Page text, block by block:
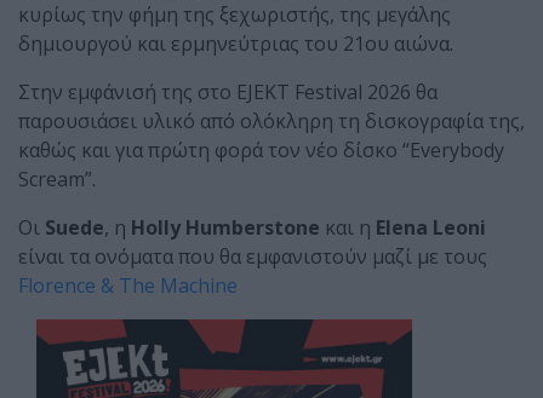
κυρίως την φήμη της ξεχωριστής, της μεγάλης
δημιουργού και ερμηνεύτριας του 21ου αιώνα.
Στην εμφάνισή της στο EJEKT Festival 2026 θα
παρουσιάσει υλικό από ολόκληρη τη δισκογραφία της,
καθώς και για πρώτη φορά τον νέο δίσκο “Everybody
Scream”.
Οι Suede, η Holly Humberstone και η Elena Leoni
είναι τα ονόματα που θα εμφανιστούν μαζί με τους
Florence & The Machine